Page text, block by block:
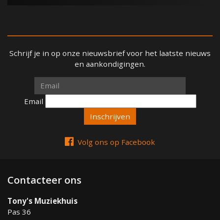
Schrijf je in op onze nieuwsbrief voor het laatste nieuws
en aankondigingen.
Email
Email
Volg ons op Facebook
Contacteer ons
Tony's Muziekhuis
Pas 36